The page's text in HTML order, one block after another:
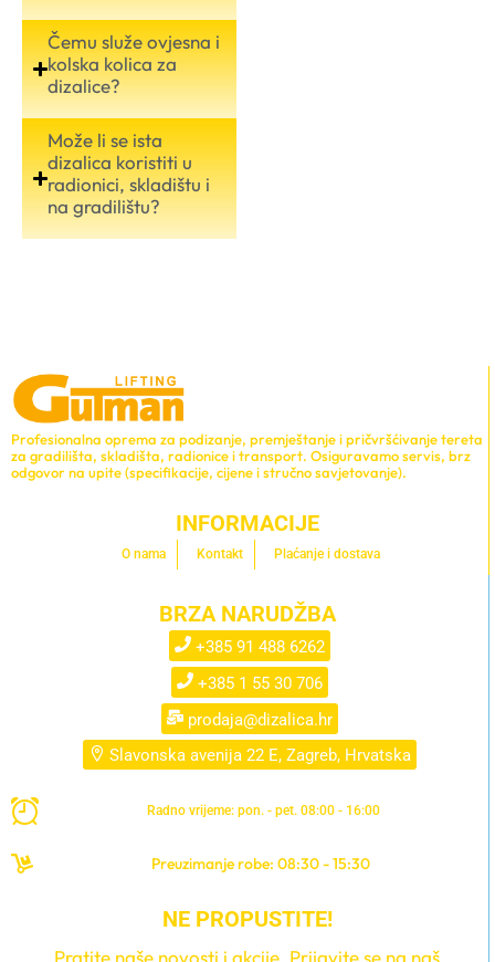
Čemu služe ovjesna i
kolska kolica za
dizalice?
Može li se ista
dizalica koristiti u
radionici, skladištu i
na gradilištu?
Profesionalna oprema za podizanje, premještanje i pričvršćivanje tereta
za gradilišta, skladišta, radionice i transport. Osiguravamo servis, brz
odgovor na upite (specifikacije, cijene i stručno savjetovanje).
INFORMACIJE
O nama Kontakt Plaćanje i dostava
BRZA NARUDŽBA
+385 91 488 6262
+385 1 55 30 706
prodaja@dizalica.hr
Slavonska avenija 22 E, Zagreb, Hrvatska
Radno vrijeme: pon. - pet. 08:00 - 16:00
Preuzimanje robe: 08:30 - 15:30
NE PROPUSTITE!
Pratite naše novosti i akcije. Prijavite se na naš